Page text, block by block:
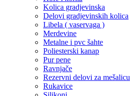
Kolica gradjevinska
Delovi gradjevinskih kolica
Libela ( vaservaga )
Merdevine
Metalne i pvc šahte
Poliesterski kanap
Pur pene
Ravnjače
Rezervni delovi za mešalicu
Rukavice